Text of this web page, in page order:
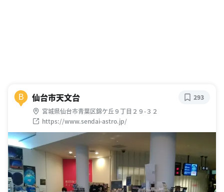
B 仙台市天文台
宮城県仙台市青葉区錦ケ丘９丁目２９-３２
https://www.sendai-astro.jp/
293